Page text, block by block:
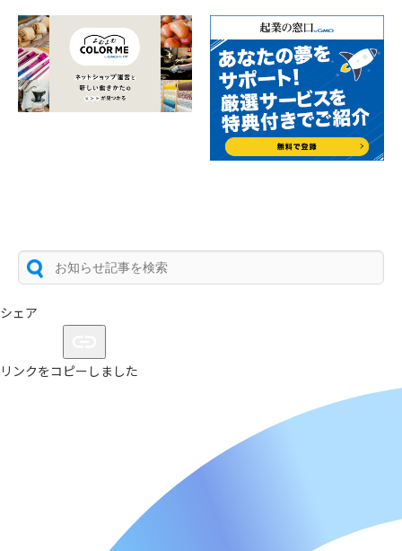
シェア
リンクをコピーしました